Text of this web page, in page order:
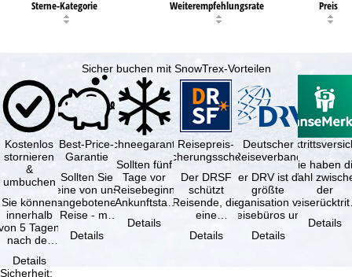
Sterne-Kategorie Weiterempfehlungsrate Preis
Sicher buchen mit SnowTrex-Vorteilen
Kostenlos
stornieren
&
umbuchen
Sie können
innerhalb
5 Tagen
nach der
kostenfrei
Details
Best-Price-
Garantie
Sollten Sie
eine von uns
angebotene
Reise - mit
Verfügbarkeit
Details
Schneegarantie
Sollten fünf
Tage vor
Reisebeginn
(Ankunftstag)
Schneemangel
Details
Reisepreis-
Sicherungsschein
Der DRSF
schützt
Reisende, die
eine
oder
Details
Deutscher
Reiseverband
Der DRV ist die
größte
Organisation von
Reisebüros und
Reiseveranstaltern
in …
Details
Sie haben
Wahl
der
(inklusive
Details
Sicherheit: